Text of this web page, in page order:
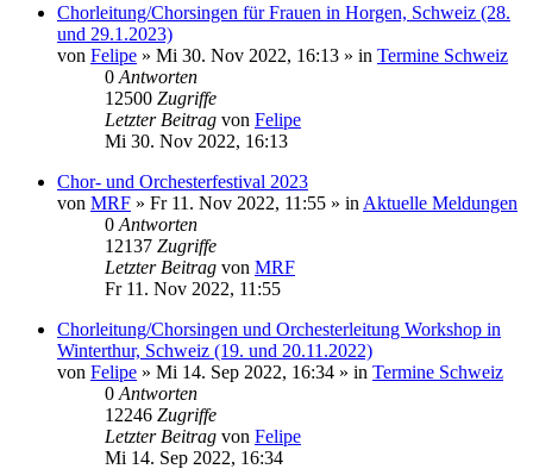
Chorleitung/Chorsingen für Frauen in Horgen, Schweiz (28.
und 29.1.2023)
von Felipe » Mi 30. Nov 2022, 16:13 » in Termine Schweiz
0 Antworten
12500 Zugriffe
Letzter Beitrag von Felipe
Mi 30. Nov 2022, 16:13
Chor- und Orchesterfestival 2023
von MRF » Fr 11. Nov 2022, 11:55 » in Aktuelle Meldungen
0 Antworten
12137 Zugriffe
Letzter Beitrag von MRF
Fr 11. Nov 2022, 11:55
Chorleitung/Chorsingen und Orchesterleitung Workshop in
Winterthur, Schweiz (19. und 20.11.2022)
von Felipe » Mi 14. Sep 2022, 16:34 » in Termine Schweiz
0 Antworten
12246 Zugriffe
Letzter Beitrag von Felipe
Mi 14. Sep 2022, 16:34